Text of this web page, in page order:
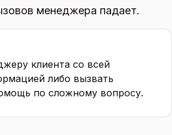
менеджера падает.
клиента со всей
либо вызвать
по сложному вопросу.